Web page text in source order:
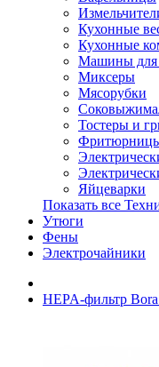
Кухонные
Кухонные
Машины для
Миксеры
Мясорубки
Тостеры и
Яйцеварки
Показать все
Утюги
Фены
Электрочайники
HEPA-фильтр